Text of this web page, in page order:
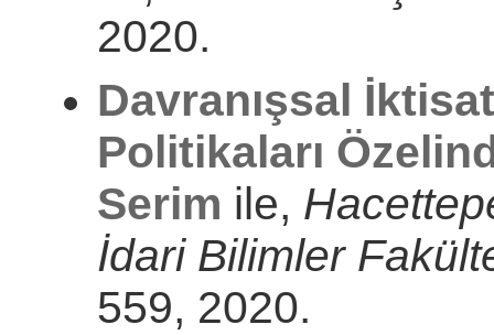
2020.
Davranışsal
Politikaları
Serim ile,
İdari Bilimler
559, 2020.